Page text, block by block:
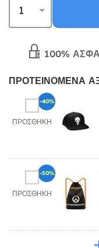
100%
ΠΡΟΤΕΙΝΌΜΕΝΑ
ΠΡΟΣΘΉΚΗ
-40%
ΠΡΟΣΘΉΚΗ
-50%